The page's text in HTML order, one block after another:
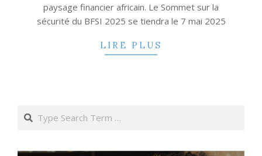
paysage financier africain. Le Sommet sur la
sécurité du BFSI 2025 se tiendra le 7 mai 2025
LIRE PLUS
Search